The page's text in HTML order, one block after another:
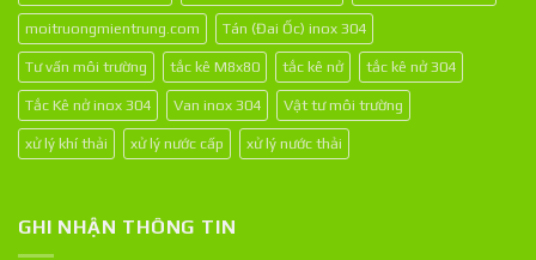
moitruongmientrung.com Tán (Đai Ốc) inox 304
Tư vấn môi trường tắc kê M8x80 tắc kê nở tắc kê nở 304
Tắc Kê nở inox 304 Van inox 304 Vật tư môi trường
xử lý khí thải xử lý nước cấp xử lý nước thải
GHI NHẬN THÔNG TIN